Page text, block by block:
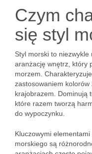
Czym
się styl
Styl morski to
aranżację wnętrz, który
morzem.
zastosowaniem
krajobrazem. Dominują
które razem tworzą
do wypoczynku.
Kluczowymi
morskiego są